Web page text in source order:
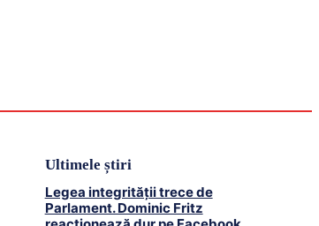
Ultimele știri
Legea integrității trece de
Parlament. Dominic Fritz